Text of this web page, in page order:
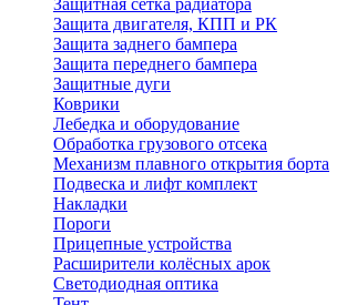
Защита двигателя, КПП и РК
Защита заднего бампера
Защита переднего бампера
Защитные дуги
Коврики
Лебедка и оборудование
Обработка грузового отсека
Механизм плавного открытия борта
Подвеска и лифт комплект
Накладки
Пороги
Прицепные устройства
Расширители колёсных арок
Светодиодная оптика